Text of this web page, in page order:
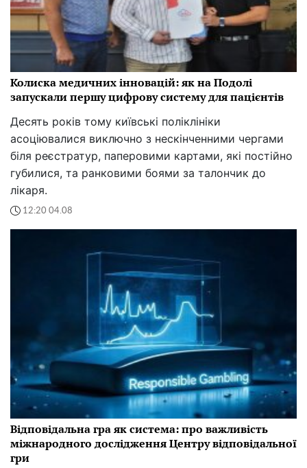
Колиска медичних інновацій: як на Подолі
запускали першу цифрову систему для пацієнтів
Десять років тому київські поліклініки
асоціювалися виключно з нескінченними чергами
біля реєстратур, паперовими картами, які постійно
губилися, та ранковими боями за талончик до
лікаря.
12:20 04.08
Відповідальна гра як система: про важливість
міжнародного дослідження Центру відповідальної
гри